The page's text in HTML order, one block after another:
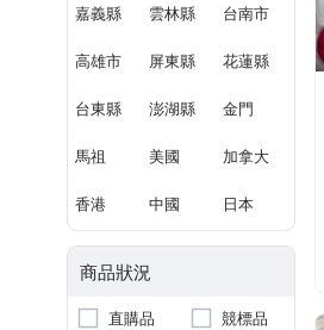
嘉義縣 雲林縣 台南市
高雄市 屏東縣 花蓮縣
台東縣 澎湖縣 金門
馬祖 美國 加拿大
香港 中國 日本
商品狀況
直購品
競標品